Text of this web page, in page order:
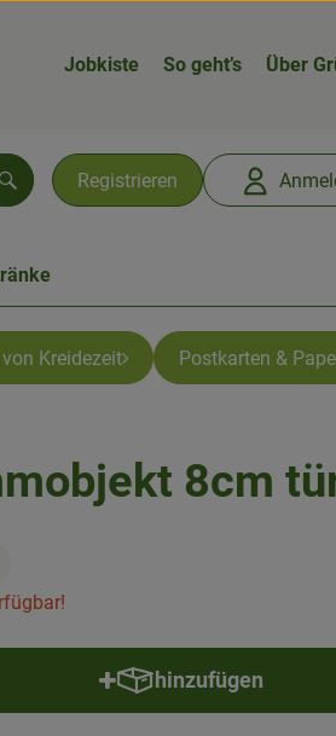
Jobkiste So geht’s Über
Registrieren
Suchen
Kreidezeit Postkarten &
8cm
hinzufügen
Produkt zum